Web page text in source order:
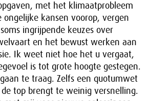
met het klimaatprobleem
ongelijke kansen voorop, vergen
ingrijpende keuzes over
en het bewust werken aan
Ik weet niet hoe het u vergaat,
is tot grote hoogte gestegen.
te traag. Zelfs een quotumwet
top brengt te weinig versnelling.